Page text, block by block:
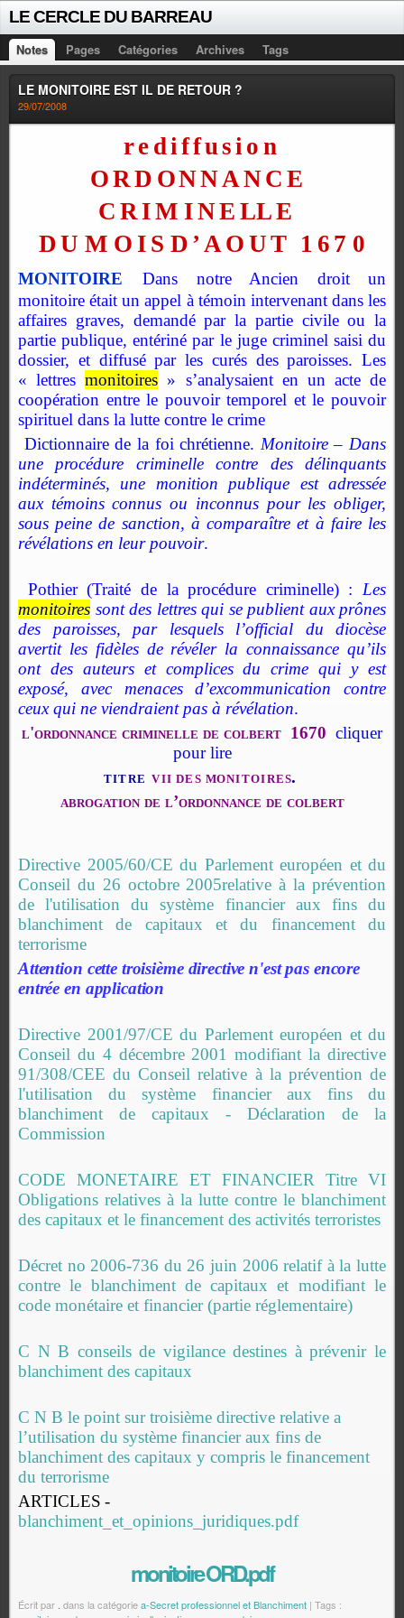
LE CERCLE DU BARREAU
Notes Pages Catégories Archives Tags
LE MONITOIRE EST IL DE RETOUR ?
29/07/2008
rediffusion
ORD ONNANCE
CRIM INE LLE
DU M OI S D’AOUT 16 7 0
MONITOIRE
Dans notre Ancien droit un
monitoire était un appel à témoin intervenant dans les
affaires graves, demandé par la partie civile ou la
partie publique, entériné par le juge criminel saisi du
dossier, et diffusé par les curés des paroisses. Les
« lettresmonitoires » s’analysaient en un acte de
coopération entre le pouvoir temporel et le pouvoir
spirituel dans la lutte contre le crime
Dictionnaire de la foi chrétienne. Monitoire – Dans
une procédure criminelle contre des délinquants
indéterminés, une monition publique est adressée
aux témoins connus ou inconnus pour les obliger,
sous peine de sanction, à comparaître et à faire les
révélations en leur pouvoir.
Pothier (Traité de la procédure criminelle) : Les
monitoires sont des lettres qui se publient aux prônes
des paroisses, par lesquels l’official du diocèse
avertit les fidèles de révéler la connaissance qu’ils
ont des auteurs et complices du crime qui y est
exposé, avec menaces d’excommunication contre
ceux qui ne viendraient pas à révélation.
l'ordonnance criminelle de colbert 1670 cliquer
pour lire
titre vii des monitoires.
abrogation de l’ordonnance de colbert
Directive 2005/60/CE du Parlement européen et du
Conseil du 26 octobre 2005relative à la prévention
de l'utilisation du système financier aux fins du
blanchiment de capitaux et du financement du
terrorisme
Attention cette troisième directive n'est pas encore
entrée en application
Directive 2001/97/CE du Parlement européen et du
Conseil du 4 décembre 2001 modifiant la directive
91/308/CEE du Conseil relative à la prévention de
l'utilisation du système financier aux fins du
blanchiment de capitaux - Déclaration de la
Commission
CODE MONETAIRE ET FINANCIER Titre VI
Obligations relatives à la lutte contre le blanchiment
des capitaux et le financement des activités terroristes
Décret no 2006-736 du 26 juin 2006 relatif à la lutte
contre le blanchiment de capitaux et modifiant le
code monétaire et financier (partie réglementaire)
C N B conseils de vigilance destines à prévenir le
blanchiment des capitaux
C N B le point sur troisième directive relative a
l’utilisation du système financier aux fins de
blanchiment des capitaux y compris le financement
du terrorisme
ARTICLES -
blanchiment_et_opinions_juridiques.pdf
monitoire ORD.pdf
Écrit par dans la catégoriea-Secret professionnel et Blanchiment | Tags :